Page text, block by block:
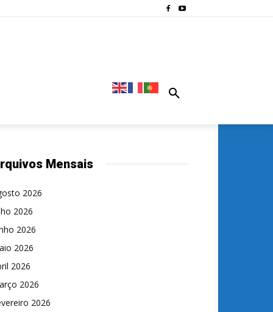
Mensais
2026
2026
2026
2026
2026
2026
2026